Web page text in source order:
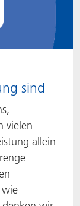
sind
vielen
allein
–
wie